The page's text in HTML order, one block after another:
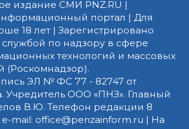
издание СМИ PNZ.RU |
портал | Для
18 лет | Зарегистрировано
по надзору в сфере
технологий и массовых
(Роскомнадзор).
ЭЛ № ФС 77 - 82747 от
Учредитель ООО «ПНЗ». Главный
В.Ю. Телефон редакции 8
e-mail: office@penzainform.ru | На